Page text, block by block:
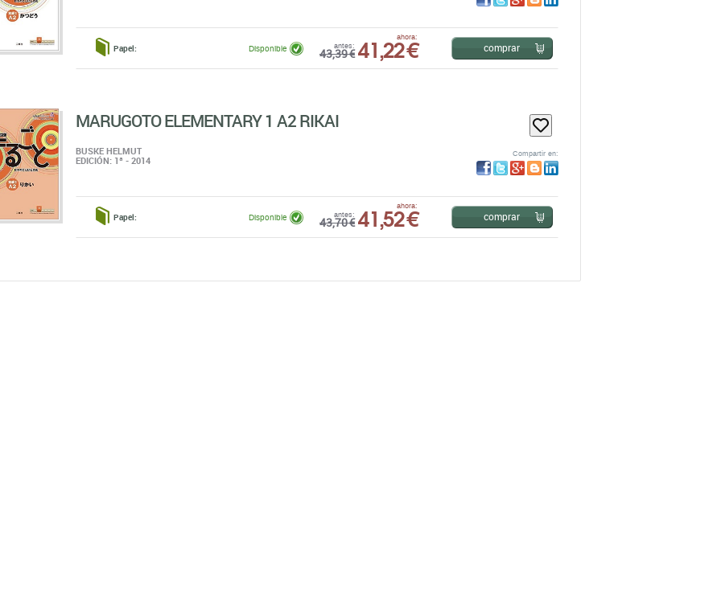
Papel: antes:
43,39 €
ahora:
41,22 €
Disponible comprar
MARUGOTO ELEMENTARY 1 A2 RIKAI
BUSKE HELMUT
EDICIÓN: 1ª - 2014
Compartir en:
Papel: antes:
43,70 €
ahora:
41,52 €
Disponible comprar